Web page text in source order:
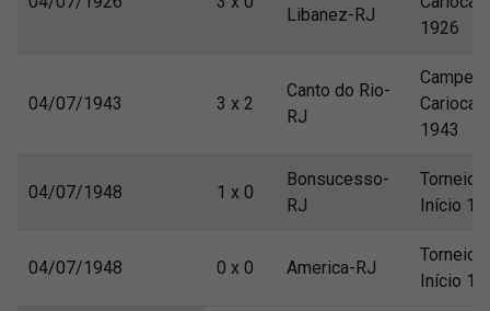
Libanez-RJ
1926
04/07/1943 3 x 2
Canto do Rio-
RJ
Carioca
1943
04/07/1948 1 x 0
Bonsucesso-
RJ
Torneio
Início
04/07/1948 0 x 0 America-RJ
Torneio
Início